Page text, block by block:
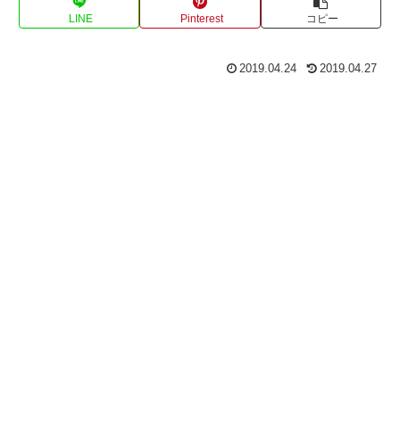
LINE Pinterest コピー
2019.04.24 2019.04.27